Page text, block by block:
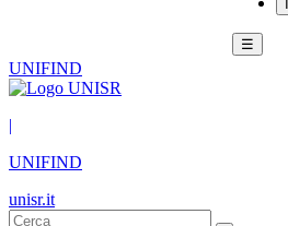
☰
UNIFIND
|
UNIFIND
unisr.it